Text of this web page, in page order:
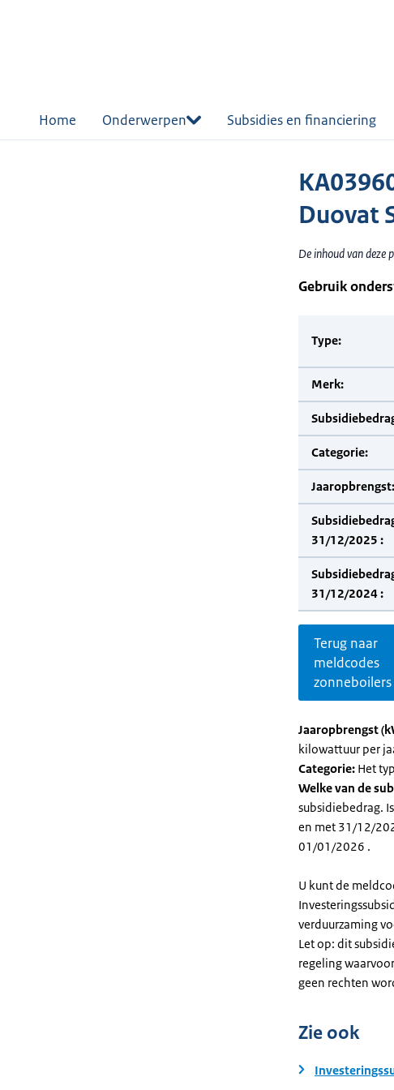
Home Onderwerpen Subsidies en financiering
Duovat
De inhoud van deze
Gebruik
Type:
Merk:
Categorie:
Jaaropbrengst:
31/12/2025 :
31/12/2024 :
Terug naar
meldcodes
zonneboilers
Jaaropbrengst
kilowattuur per
Categorie: Het
Welke van de
subsidiebedrag.
en met 31/12/
01/01/2026 .
U kunt de
verduurzaming
Let op: dit
regeling
geen rechten
Zie ook